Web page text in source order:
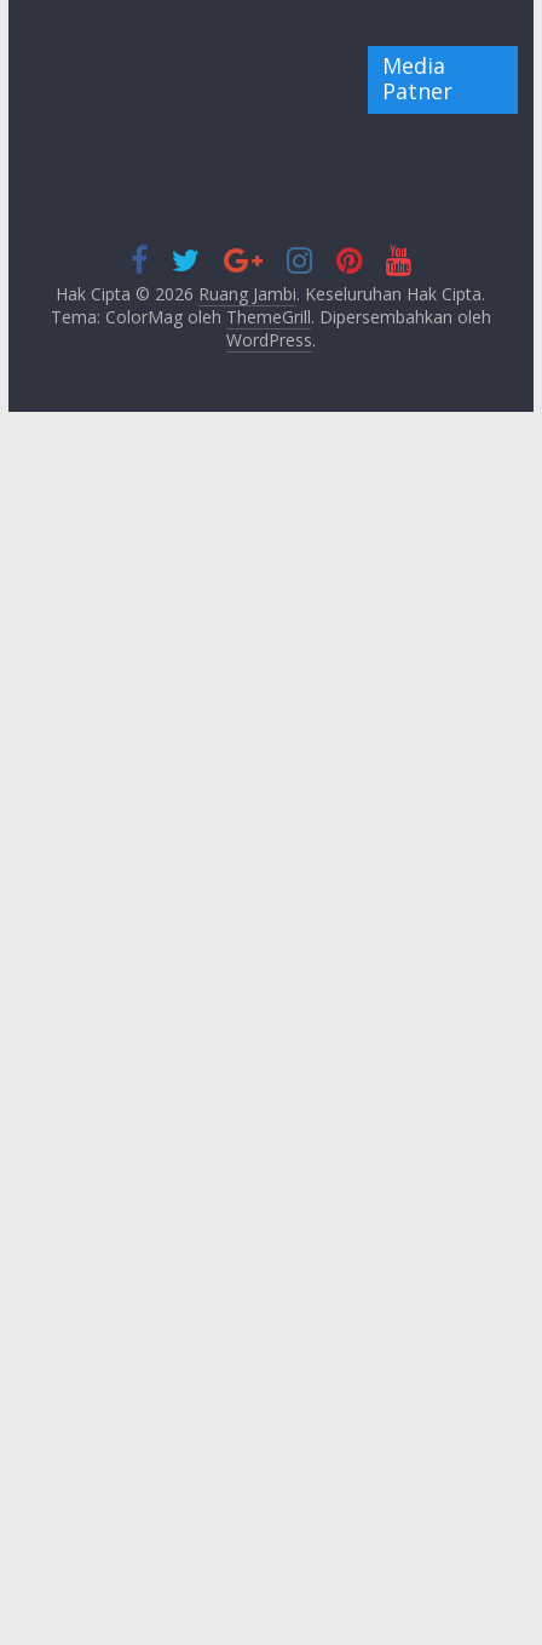
Media
Patner
Hak Cipta © 2026 Ruang Jambi. Keseluruhan Hak Cipta.
Tema: ColorMag oleh ThemeGrill. Dipersembahkan oleh
WordPress.